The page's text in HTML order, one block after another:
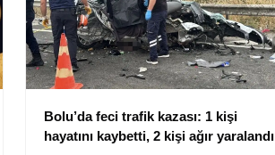
Bolu’da feci trafik kazası: 1 kişi
hayatını kaybetti, 2 kişi ağır yaralandı